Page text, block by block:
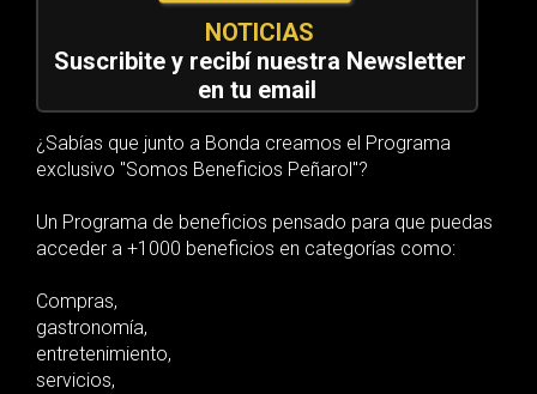
NOTICIAS
Suscribite y recibí nuestra Newsletter
en tu email
¿Sabías que junto a Bonda creamos el Programa
exclusivo "Somos Beneficios Peñarol"?
Un Programa de beneficios pensado para que puedas
acceder a +1000 beneficios en categorías como:
Compras,
gastronomía,
entretenimiento,
servicios,